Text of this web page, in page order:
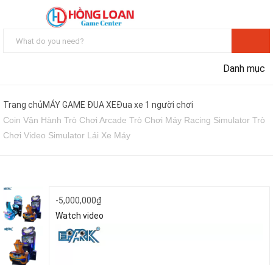
Danh mục
Trang chủMÁY GAME ĐUA XEĐua xe 1 người chơi
Coin Vận Hành Trò Chơi Arcade Trò Chơi Máy Racing Simulator Trò
Chơi Video Simulator Lái Xe Máy
-5,000,000₫
Watch video